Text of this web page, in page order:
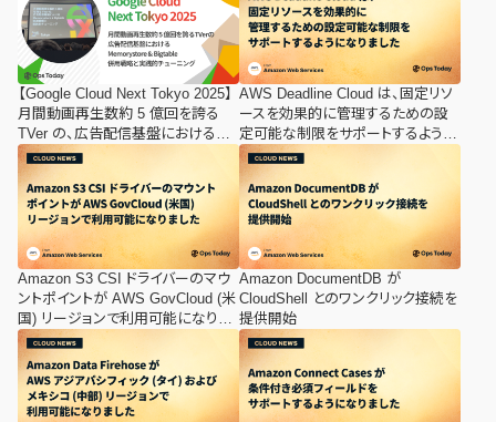
【Google Cloud Next Tokyo 2025】
月間動画再生数約 5 億回を誇る
TVer の、広告配信基盤における
Memorystore & Bigtable 併用戦略
と実践的チューニング：講演レポー
ト
AWS Deadline Cloud は、固定リソ
ースを効果的に管理するための設
定可能な制限をサポートするように
なりました
Amazon S3 CSI ドライバーのマウ
ントポイントが AWS GovCloud (米
国) リージョンで利用可能になりま
した
Amazon DocumentDB が
CloudShell とのワンクリック接続を
提供開始